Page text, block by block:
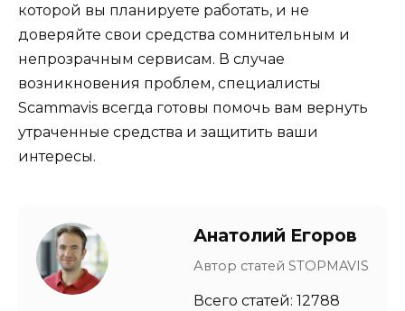
которой вы планируете работать, и не
доверяйте свои средства сомнительным и
непрозрачным сервисам. В случае
возникновения проблем, специалисты
Scammavis всегда готовы помочь вам вернуть
утраченные средства и защитить ваши
интересы.
Анатолий Егоров
Автор статей STOPMAVIS
Всего статей: 12788